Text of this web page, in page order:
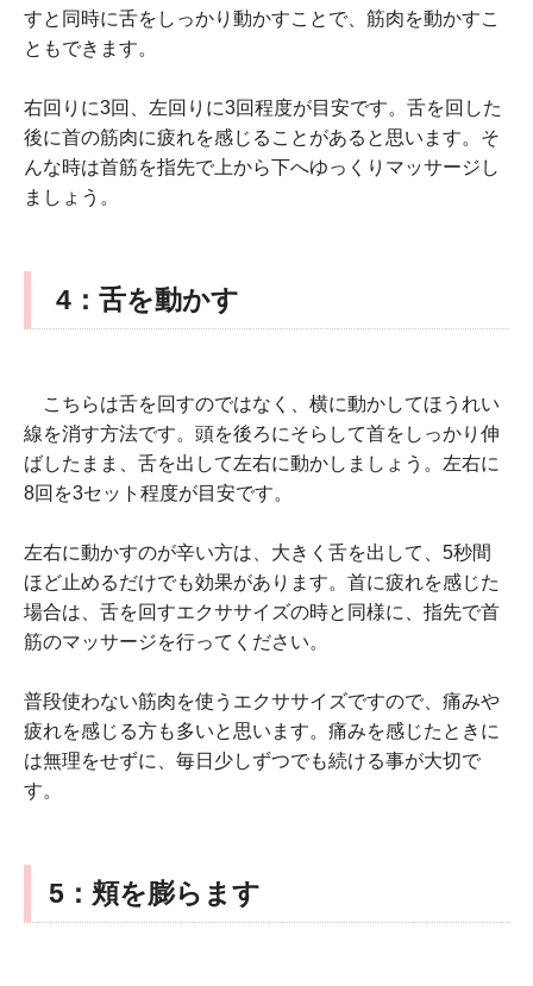
すと同時に舌をしっかり動かすことで、筋肉を動かすこ
ともできます。
右回りに3回、左回りに3回程度が目安です。舌を回した
後に首の筋肉に疲れを感じることがあると思います。そ
んな時は首筋を指先で上から下へゆっくりマッサージし
ましょう。
4：舌を動かす
こちらは舌を回すのではなく、横に動かしてほうれい
線を消す方法です。頭を後ろにそらして首をしっかり伸
ばしたまま、舌を出して左右に動かしましょう。左右に
8回を3セット程度が目安です。
左右に動かすのが辛い方は、大きく舌を出して、5秒間
ほど止めるだけでも効果があります。首に疲れを感じた
場合は、舌を回すエクササイズの時と同様に、指先で首
筋のマッサージを行ってください。
普段使わない筋肉を使うエクササイズですので、痛みや
疲れを感じる方も多いと思います。痛みを感じたときに
は無理をせずに、毎日少しずつでも続ける事が大切で
す。
5：頬を膨らます